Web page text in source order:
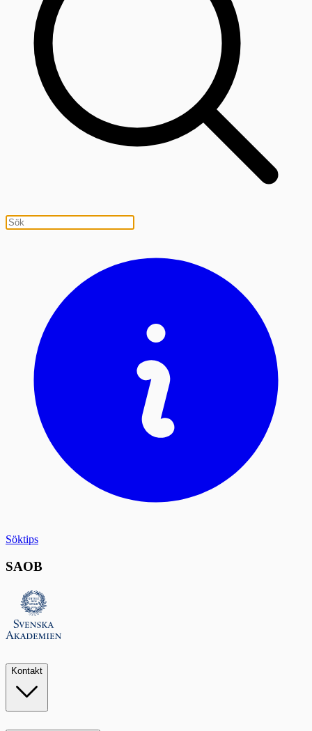
Söktips
SAOB
Kontakt